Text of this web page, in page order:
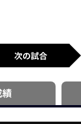
次の試合